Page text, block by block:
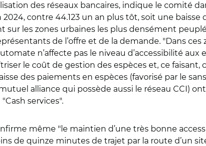
des réseaux bancaires, indique le comité
contre 44.123 un an plus tôt, soit une baisse
sur les zones urbaines les plus densément
de l’offre et de la demande. "Dans ces
n’affecte pas le niveau d’accessibilité aux
le coût de gestion des espèces et, ce
des paiements en espèces (favorisé par le
alliance qui possède aussi le réseau CCI)
services".
même "le maintien d’une très bonne
de quinze minutes de trajet par la route d’un